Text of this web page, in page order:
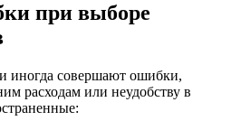
при выборе
иногда совершают ошибки,
расходам или неудобству в